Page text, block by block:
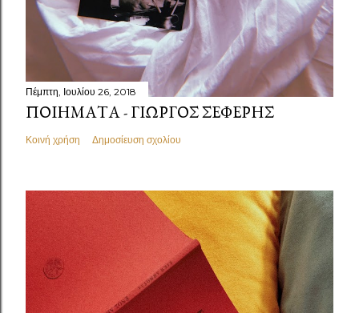
Πέμπτη, Ιουλίου 26, 2018
ΠΟΙΉΜΑΤΑ - ΓΙΏΡΓΟΣ ΣΕΦΈΡΗΣ
Κοινή χρήση Δημοσίευση σχολίου